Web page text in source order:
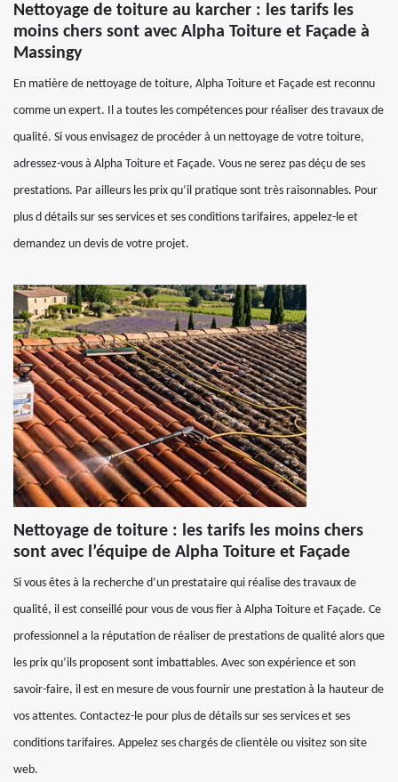
Nettoyage de toiture au karcher : les tarifs les
moins chers sont avec Alpha Toiture et Façade à
Massingy
En matière de nettoyage de toiture, Alpha Toiture et Façade est reconnu
comme un expert. Il a toutes les compétences pour réaliser des travaux de
qualité. Si vous envisagez de procéder à un nettoyage de votre toiture,
adressez-vous à Alpha Toiture et Façade. Vous ne serez pas déçu de ses
prestations. Par ailleurs les prix qu’il pratique sont très raisonnables. Pour
plus d détails sur ses services et ses conditions tarifaires, appelez-le et
demandez un devis de votre projet.
Nettoyage de toiture : les tarifs les moins chers
sont avec l’équipe de Alpha Toiture et Façade
Si vous êtes à la recherche d’un prestataire qui réalise des travaux de
qualité, il est conseillé pour vous de vous fier à Alpha Toiture et Façade. Ce
professionnel a la réputation de réaliser de prestations de qualité alors que
les prix qu’ils proposent sont imbattables. Avec son expérience et son
savoir-faire, il est en mesure de vous fournir une prestation à la hauteur de
vos attentes. Contactez-le pour plus de détails sur ses services et ses
conditions tarifaires. Appelez ses chargés de clientèle ou visitez son site
web.